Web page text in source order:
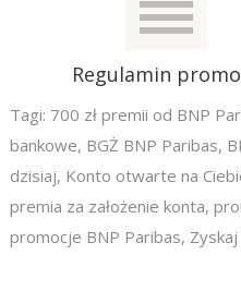
Regulamin
Tagi: 700 zł premii od BNP
bankowe, BGŻ BNP Paribas,
dzisiaj, Konto otwarte na
premia za założenie konta,
promocje BNP Paribas,